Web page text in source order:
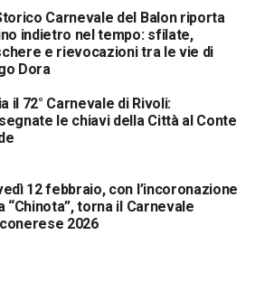
Carnevale del Balon riporta
indietro nel tempo: sfilate,
e rievocazioni tra le vie di
Dora
il 72° Carnevale di Rivoli:
le chiavi della Città al Conte
12 febbraio, con l’incoronazione
“Chinota”, torna il Carnevale
2026